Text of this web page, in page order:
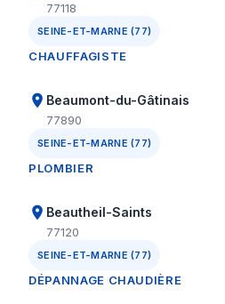
77118
SEINE-ET-MARNE (77)
CHAUFFAGISTE
Beaumont-du-Gâtinais
77890
SEINE-ET-MARNE (77)
PLOMBIER
Beautheil-Saints
77120
SEINE-ET-MARNE (77)
DÉPANNAGE CHAUDIÈRE